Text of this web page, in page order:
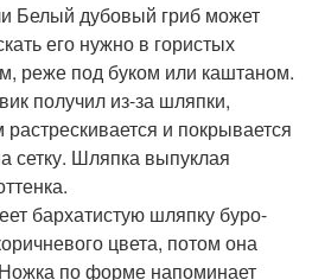
Белый дубовый гриб может
его нужно в гористых
реже под буком или каштаном.
получил из-за шляпки,
и покрывается
сетку. Шляпка выпуклая
бархатистую шляпку буро-
цвета, потом она
Ножка по форме напоминает